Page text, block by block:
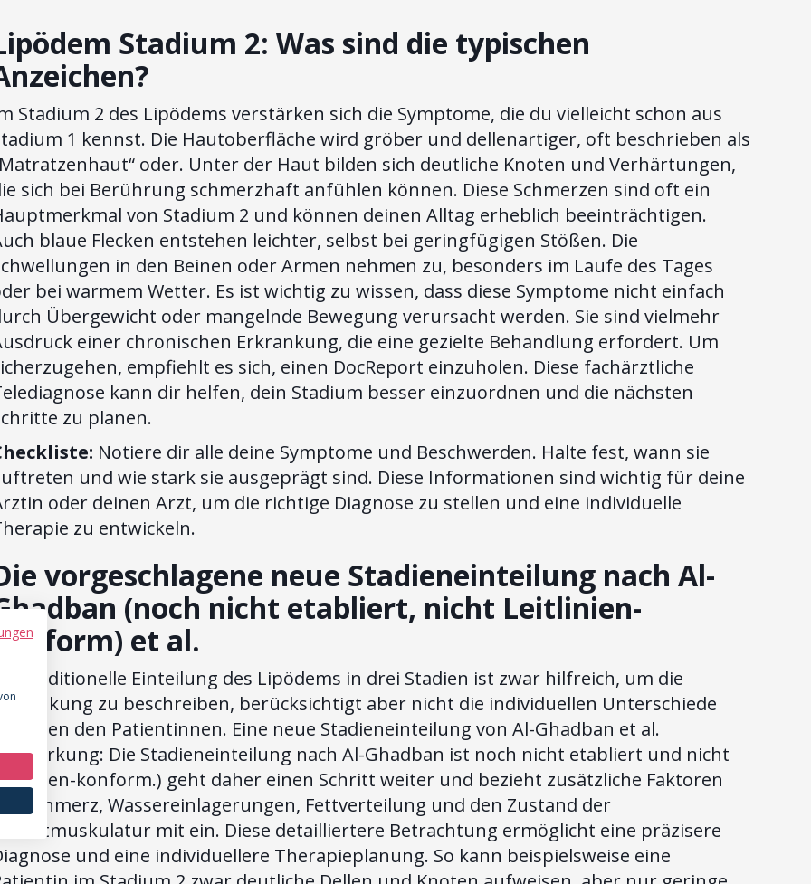
Stadium 2: Was sind die typischen
Stadium 2 des Lipödems verstärken sich die Symptome, die du vielleicht schon aus
1 kennst. Die Hautoberfläche wird gröber und dellenartiger, oft beschrieben als
oder. Unter der Haut bilden sich deutliche Knoten und Verhärtungen,
sich bei Berührung schmerzhaft anfühlen können. Diese Schmerzen sind oft ein
von Stadium 2 und können deinen Alltag erheblich beeinträchtigen.
blaue Flecken entstehen leichter, selbst bei geringfügigen Stößen. Die
in den Beinen oder Armen nehmen zu, besonders im Laufe des Tages
bei warmem Wetter. Es ist wichtig zu wissen, dass diese Symptome nicht einfach
Übergewicht oder mangelnde Bewegung verursacht werden. Sie sind vielmehr
einer chronischen Erkrankung, die eine gezielte Behandlung erfordert. Um
empfiehlt es sich, einen DocReport einzuholen. Diese fachärztliche
kann dir helfen, dein Stadium besser einzuordnen und die nächsten
zu planen.
Notiere dir alle deine Symptome und Beschwerden. Halte fest, wann sie
und wie stark sie ausgeprägt sind. Diese Informationen sind wichtig für deine
oder deinen Arzt, um die richtige Diagnose zu stellen und eine individuelle
zu entwickeln.
vorgeschlagene neue Stadieneinteilung nach Al-
(noch nicht etabliert, nicht Leitlinien-
et al.
traditionelle Einteilung des Lipödems in drei Stadien ist zwar hilfreich, um die
zu beschreiben, berücksichtigt aber nicht die individuellen Unterschiede
zwischen den Patientinnen. Eine neue Stadieneinteilung von Al-Ghadban et al.
Die Stadieneinteilung nach Al-Ghadban ist noch nicht etabliert und nicht
konform.) geht daher einen Schritt weiter und bezieht zusätzliche Faktoren
wie Schmerz, Wassereinlagerungen, Fettverteilung und den Zustand der
Skelettmuskulatur mit ein. Diese detailliertere Betrachtung ermöglicht eine präzisere
und eine individuellere Therapieplanung. So kann beispielsweise eine